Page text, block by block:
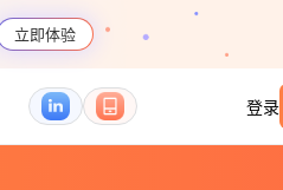
立即体验
登录